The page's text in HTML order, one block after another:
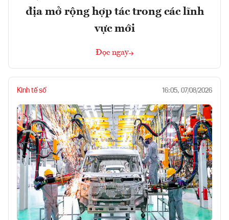
địa mở rộng hợp tác trong các lĩnh
vực mới
Đọc ngay
Kinh tế số 16:05, 07/08/2026